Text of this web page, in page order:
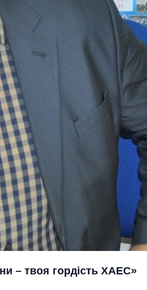
– твоя гордість ХАЕС»